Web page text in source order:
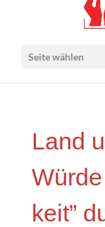
Seite wählen
Land
keit”